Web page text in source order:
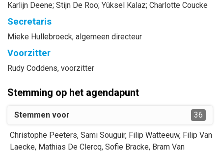
Karlijn Deene; Stijn De Roo; Yüksel Kalaz; Charlotte Coucke
Secretaris
Mieke Hullebroeck, algemeen directeur
Voorzitter
Rudy Coddens, voorzitter
Stemming op het agendapunt
Stemmen voor 36
Christophe Peeters, Sami Souguir, Filip Watteeuw, Filip Van
Laecke, Mathias De Clercq, Sofie Bracke, Bram Van